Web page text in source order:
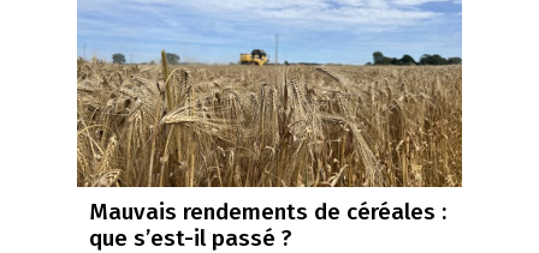
Mauvais rendements de céréales :
que s’est-il passé ?